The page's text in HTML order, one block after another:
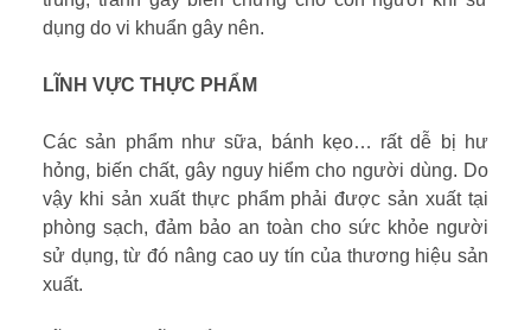
dụng do vi khuẩn gây nên.
LĨNH VỰC THỰC PHẨM
Các sản phẩm như sữa, bánh kẹo… rất dễ bị hư
hỏng, biến chất, gây nguy hiểm cho người dùng. Do
vậy khi sản xuất thực phẩm phải được sản xuất tại
phòng sạch, đảm bảo an toàn cho sức khỏe người
sử dụng, từ đó nâng cao uy tín của thương hiệu sản
xuất.